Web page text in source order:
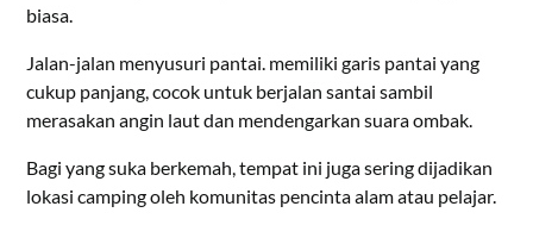
biasa.
Jalan-jalan menyusuri pantai. memiliki garis pantai yang
cukup panjang, cocok untuk berjalan santai sambil
merasakan angin laut dan mendengarkan suara ombak.
Bagi yang suka berkemah, tempat ini juga sering dijadikan
lokasi camping oleh komunitas pencinta alam atau pelajar.